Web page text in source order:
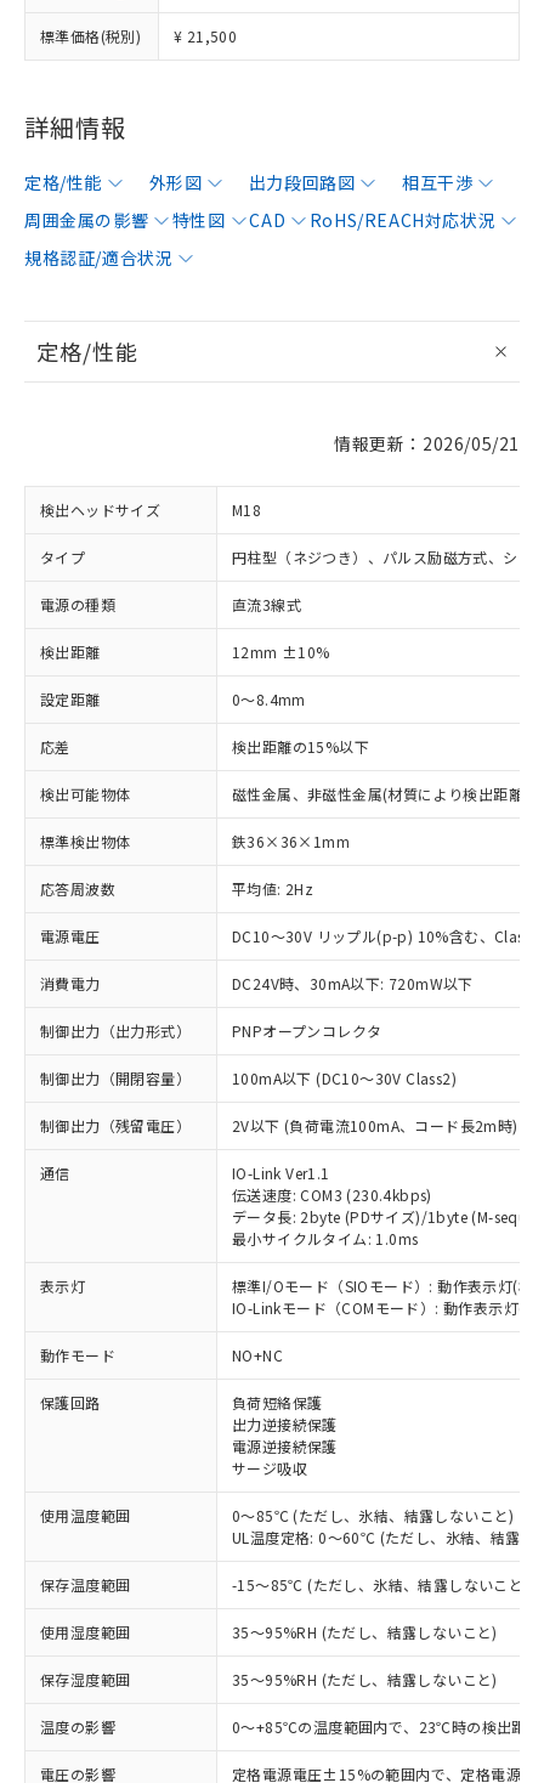
標準価格(税別) ¥ 21,500
詳細情報
定格/性能 外形図 出力段回路図
相互干渉
周囲金属の影響
特性図 CAD
RoHS/REACH対応状況
規格認証/適合状況
定格/性能
情報更新：2026/05/21
検出ヘッドサイズ M18
タイプ 円柱型（ネジつき）、パルス励磁方式、シー
電源の種類 直流3線式
検出距離 12mm ±10%
設定距離 0～8.4mm
応差 検出距離の15%以下
検出可能物体 磁性金属、非磁性金属(材質により検出距離が
標準検出物体 鉄36×36×1mm
応答周波数 平均値: 2Hz
電源電圧 DC10～30V リップル(p-p) 10%含む、Class2
消費電力 DC24V時、30mA以下: 720mW以下
制御出力（出力形式） PNPオープンコレクタ
制御出力（開閉容量） 100mA以下 (DC10～30V Class2)
制御出力（残留電圧） 2V以下 (負荷電流100mA、コード長2m時)
通信
IO-Link Ver1.1
伝送速度: COM3 (230.4kbps)
データ長: 2byte (PDサイズ)/1byte (M-
最小サイクルタイム: 1.0ms
表示灯
標準I/Oモード（SIOモード）: 動作表示灯(橙
IO-Linkモード（COMモード）: 動作表示灯(
動作モード NO+NC
保護回路
負荷短絡保護
出力逆接続保護
電源逆接続保護
サージ吸収
使用温度範囲
0～85℃ (ただし、氷結、結露しないこと)
UL温度定格: 0～60℃ (ただし、氷結、結露し
保存温度範囲 -15～85℃ (ただし、氷結、結露しないこと)
使用湿度範囲 35～95%RH (ただし、結露しないこと)
保存湿度範囲 35～95%RH (ただし、結露しないこと)
温度の影響 0～+85℃の温度範囲内で、23℃時の検出距
電圧の影響 定格電源電圧±15%の範囲内で、定格電源
ご利用条件
以下の条件をお読みいただき、同意のうえ
ご利用ください。
本サービスは、当社制御機器事業取扱
商品の当社在庫状況および標準価格
(税抜)を提供させていただくもので
当社制御機器事業取扱商品の中には、
本サービスの対象外となる商品もある
ことをご了承ください。
対応済み：EU RoHS指令（10物質）の
非含有に対応した製品が提供可能な商品で
対応予定：EU RoHS指令（10物質）の非含
有に対応した製品に切り替える予定のある
商品です。
対応予定なし：EU RoHS指令（10物質）の
非含有に非対応の商品で、対応品を出す予
定はありません。
調査・確認中：EU RoHS指令（10物質）の
非含有の対応状況を調査中または確認中の
非該当品：ライセンス料など無形物で、有
害物質有無と関係のない商品です。
仕入先様の事情により、非含有部品として
いたものが、含有品と判明した場合などや
※1 中国RoHS○×表
「○」：最大均質材料含有率が中国RoHSの
基準値以下であることを示します。
「×」：最大均質材料含有率が中国RoHSの
基準値を超えていることを示します。
当社は、これら貴社製品のうち、外国